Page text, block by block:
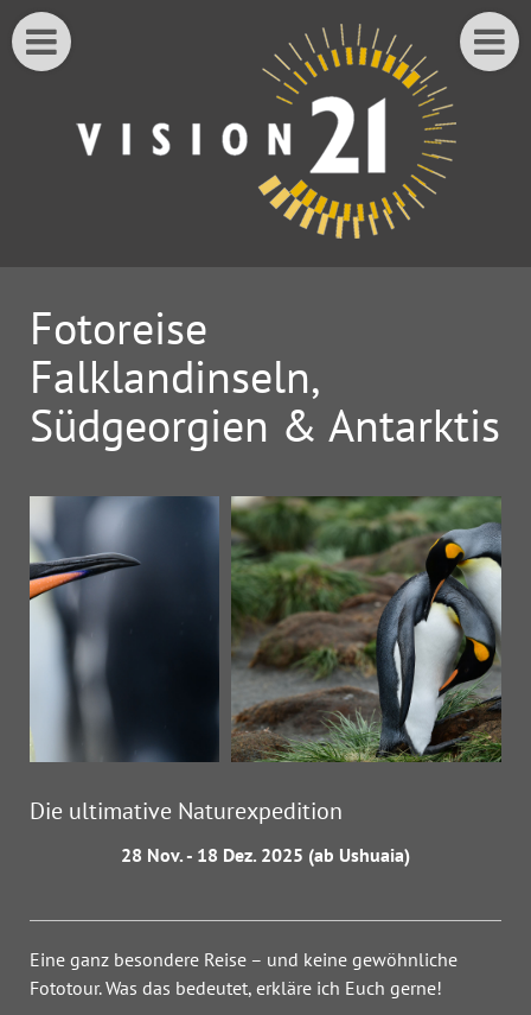
Fotoreise
Falklandinseln,
Südgeorgien & Antarktis
Die ultimative Naturexpedition
28 Nov. - 18 Dez. 2025 (ab Ushuaia)
Eine ganz besondere Reise – und keine gewöhnliche
Fototour. Was das bedeutet, erkläre ich Euch gerne!